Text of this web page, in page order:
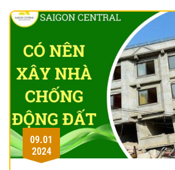
09.01
2024